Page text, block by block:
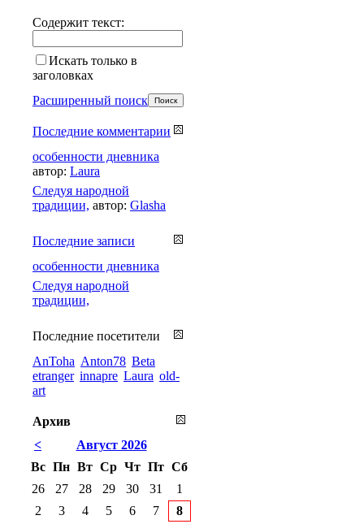
Содержит текст:
Искать только в
заголовках
Расширенный поиск
Последние комментарии
особенности дневника
автор: Laura
Cледуя народной
традиции, автор: Glasha
Последние записи
особенности дневника
Cледуя народной
традиции,
Последние посетители
AnToha Anton78 Beta
etranger innapre Laura old-
art
Архив
<
Август 2026
Вс Пн Вт Ср Чт Пт Сб
26
27 28 29 30 31
1
2
3 4 5 6 7
8